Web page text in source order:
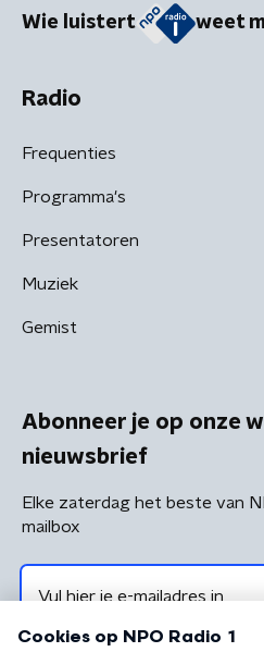
Wie luistert weet
Radio
Frequenties
Programma's
Presentatoren
Muziek
Gemist
Abonneer je op onze
nieuwsbrief
Elke zaterdag het beste van
mailbox